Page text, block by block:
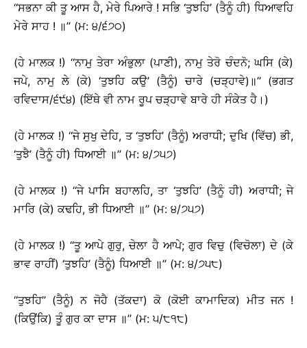
‘‘ਸਭਨਾ ਕੀ ਤੂ ਆਸ ਹੈ, ਮੇਰੇ ਪਿਆਰੇ ! ਸਭਿ ‘ਤੁਝਹਿ’ (ਤੈਨੂੰ ਹੀ) ਧਿਆਵਹਿ
ਮੇਰੇ ਸਾਹ ! ॥’’ (ਮ: ੪/੬੭੦)
(ਹੇ ਮਾਲਕ !) ‘‘ਨਾਮੁ ਤੇਰਾ ਅੰਭੁਲਾ (ਪਾਣੀ), ਨਾਮੁ ਤੇਰੋ ਚੰਦਨੋ; ਘਸਿ (ਕੇ)
ਜਪੇ, ਨਾਮੁ ਲੇ (ਕੇ) ‘ਤੁਝਹਿ ਕਉ’ (ਤੈਨੂੰ) ਚਾਰੇ (ਚੜ੍ਹਾਵੇ)॥’’ (ਭਗਤ
ਰਵਿਦਾਸ/੬੯੪) (ਇੱਥੇ ਵੀ ਨਾਮ ਰੂਪ ਚੜ੍ਹਾਵੇ ਬਾਰੇ ਹੀ ਸੰਕੇਤ ਹੈ।)
(ਹੇ ਮਾਲਕ !) ‘‘ਜੇ ਸੁਖੁ ਦੇਹਿ, ਤ ‘ਤੁਝਹਿ’ (ਤੈਨੂੰ) ਅਰਾਧੀ; ਦੁਖਿ (ਵਿੱਚ) ਭੀ,
‘ਤੁਝੈ’ (ਤੈਨੂੰ ਹੀ) ਧਿਆਈ ॥’’ (ਮ: ੪/੭੫੭)
(ਹੇ ਮਾਲਕ !) ‘‘ਜੇ ਪਾਸਿ ਬਹਾਲਹਿ, ਤਾ ‘ਤੁਝਹਿ’ (ਤੈਨੂੰ ਹੀ) ਅਰਾਧੀ; ਜੇ
ਮਾਰਿ (ਕੇ) ਕਢਹਿ, ਭੀ ਧਿਆਈ ॥’’ (ਮ: ੪/੭੫੭)
(ਹੇ ਮਾਲਕ !) ‘‘ਤੂ ਆਪੇ ਗੁਰੁ, ਚੇਲਾ ਹੈ ਆਪੇ; ਗੁਰ ਵਿਚੁ (ਵਿਚੋਲਾ) ਦੇ (ਕੇ
ਭਾਵ ਰਾਹੀਂ) ‘ਤੁਝਹਿ’ (ਤੈਨੂੰ) ਧਿਆਈ ॥’’ (ਮ: ੪/੭੫੮)
‘‘ਤੁਝਹਿ’’ (ਤੈਨੂੰ) ਨ ਜੋਹੈ (ਤੱਕਦਾ) ਕੋ (ਕੋਈ ਕਾਮਾਦਿਕ) ਮੀਤ ਜਨ !
(ਕਿਉਂਕਿ) ਤੂੰ ਗੁਰ ਕਾ ਦਾਸ ॥’’ (ਮ: ੫/੮੧੮)